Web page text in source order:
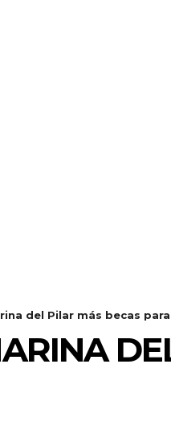
del Pilar más becas